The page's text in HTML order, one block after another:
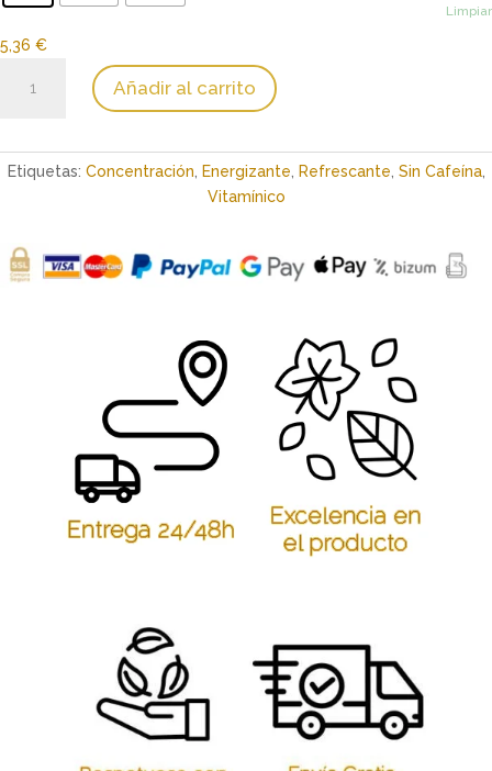
Limpiar
5,36 €
Añadir al carrito
Etiquetas: Concentración Energizante Refrescante Sin Cafeína,
Vitamínico